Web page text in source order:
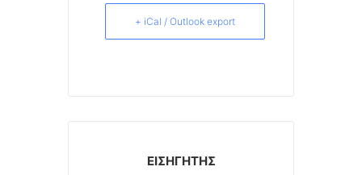
+ iCal / Outlook export
ΕΙΣΗΓΗΤΉΣ